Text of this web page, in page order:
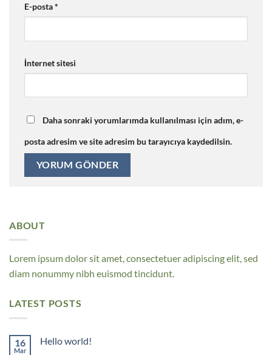
E-posta*
İnternet sitesi
Daha sonraki yorumlarımda kullanılması için adım, e-
posta adresim ve site adresim bu tarayıcıya kaydedilsin.
ABOUT
Lorem ipsum dolor sit amet, consectetuer adipiscing elit, sed
diam nonummy nibh euismod tincidunt.
LATEST POSTS
16
Mar
Hello world!